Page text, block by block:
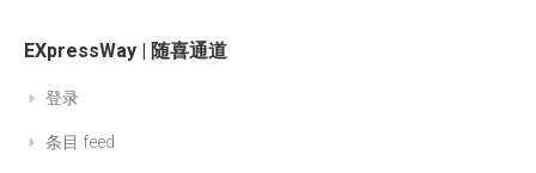
EXpressWay | 随喜通道
登录
条目 feed